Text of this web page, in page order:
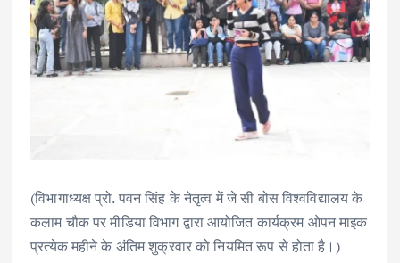
(विभागाध्यक्ष प्रो. पवन सिंह के नेतृत्व में जे सी बोस विश्वविद्यालय के
कलाम चौक पर मीडिया विभाग द्वारा आयोजित कार्यक्रम ओपन माइक
प्रत्येक महीने के अंतिम शुक्रवार को नियमित रूप से होता है।)